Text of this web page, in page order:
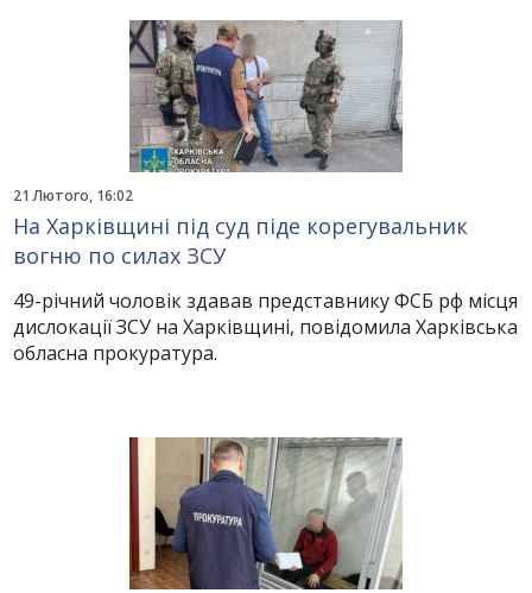
21 Лютого, 16:02
На Харківщині під суд піде корегувальник
вогню по силах ЗСУ
49-річний чоловік здавав представнику ФСБ рф місця
дислокації ЗСУ на Харківщині, повідомила Харківська
обласна прокуратура.